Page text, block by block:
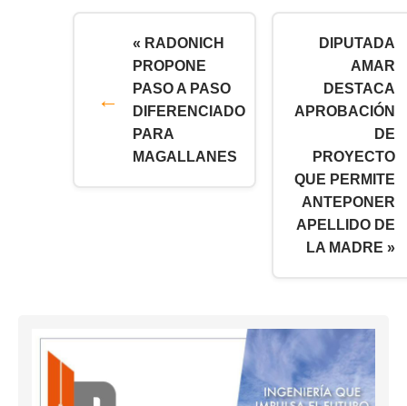
« RADONICH
PROPONE
PASO A PASO
DIFERENCIADO
PARA
MAGALLANES
DIPUTADA
AMAR
DESTACA
APROBACIÓN
DE
PROYECTO
QUE PERMITE
ANTEPONER
APELLIDO DE
LA MADRE »